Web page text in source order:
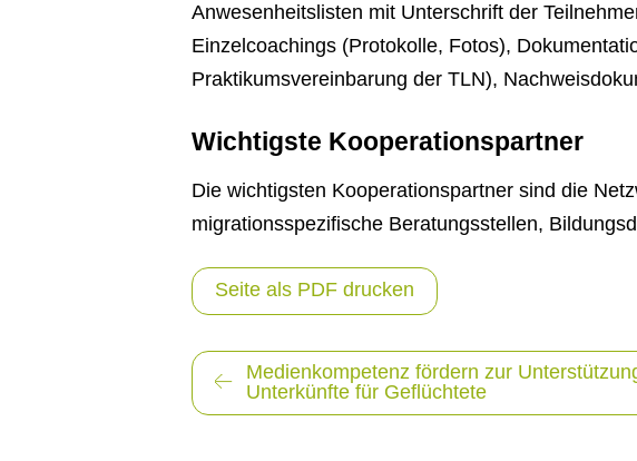
Anwesenheitslisten mit Unterschrift der
Einzelcoachings (Protokolle, Fotos),
Praktikumsvereinbarung der TLN),
Wichtigste Kooperationspartner
Die wichtigsten Kooperationspartner sind die
migrationsspezifische Beratungsstellen,
Seite als PDF drucken
Beitragsnavigation
Medienkompetenz fördern zur
Unterkünfte für Geflüchtete